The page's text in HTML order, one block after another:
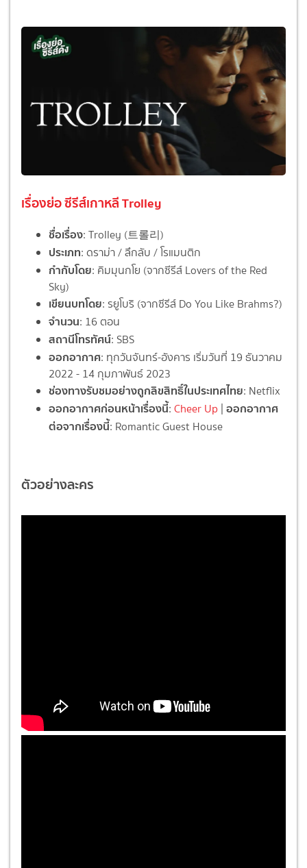
เรื่องย่อ ซีรีส์เกาหลี Trolley
ชื่อเรื่อง: Trolley (트롤리)
ประเภท: ดราม่า / ลึกลับ / โรแมนติก
กำกับโดย: คิมมุนกโย (จากซีรีส์ Lovers of the Red
Sky)
เขียนบทโดย: รยูโบริ (จากซีรีส์ Do You Like Brahms?)
จำนวน: 16 ตอน
สถานีโทรทัศน์: SBS
ออกอากาศ: ทุกวันจันทร์-อังคาร เริ่มวันที่ 19 ธันวาคม
2022 - 14 กุมภาพันธ์ 2023
ช่องทางรับชมอย่างถูกลิขสิทธิ์ในประเทศไทย: Netflix
ออกอากาศก่อนหน้าเรื่องนี้: Cheer Up | ออกอากาศ
ต่อจากเรื่องนี้: Romantic Guest House
ตัวอย่างละคร